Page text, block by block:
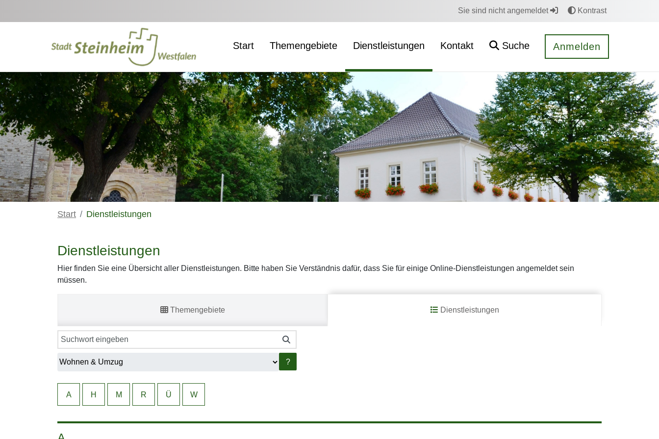
Sie sind nicht angemeldet Kontrast
Start Themengebiete Dienstleistungen Kontakt Suche Anmelden
Start Dienstleistungen
Dienstleistungen
Hier finden Sie eine Übersicht aller Dienstleistungen. Bitte haben Sie Verständnis dafür, dass Sie für einige Online-Dienstleistungen angemeldet sein
müssen.
Themengebiete Dienstleistungen
?
A H M R Ü W